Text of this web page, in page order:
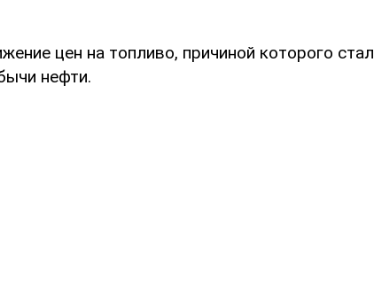
цен на топливо, причиной которого стал
нефти.